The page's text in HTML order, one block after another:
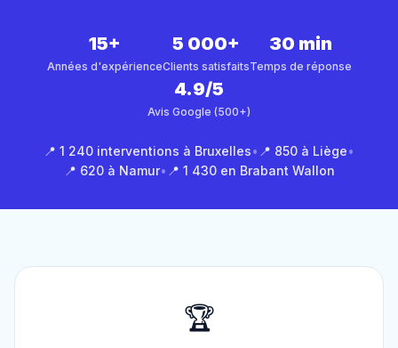
15+
Années d'expérience
5 000+
Clients satisfaits
30 min
Temps de réponse
4.9/5
Avis Google (500+)
📍 1 240 interventions à Bruxelles• 📍 850 à Liège•
📍 620 à Namur• 📍 1 430 en Brabant Wallon
🏆